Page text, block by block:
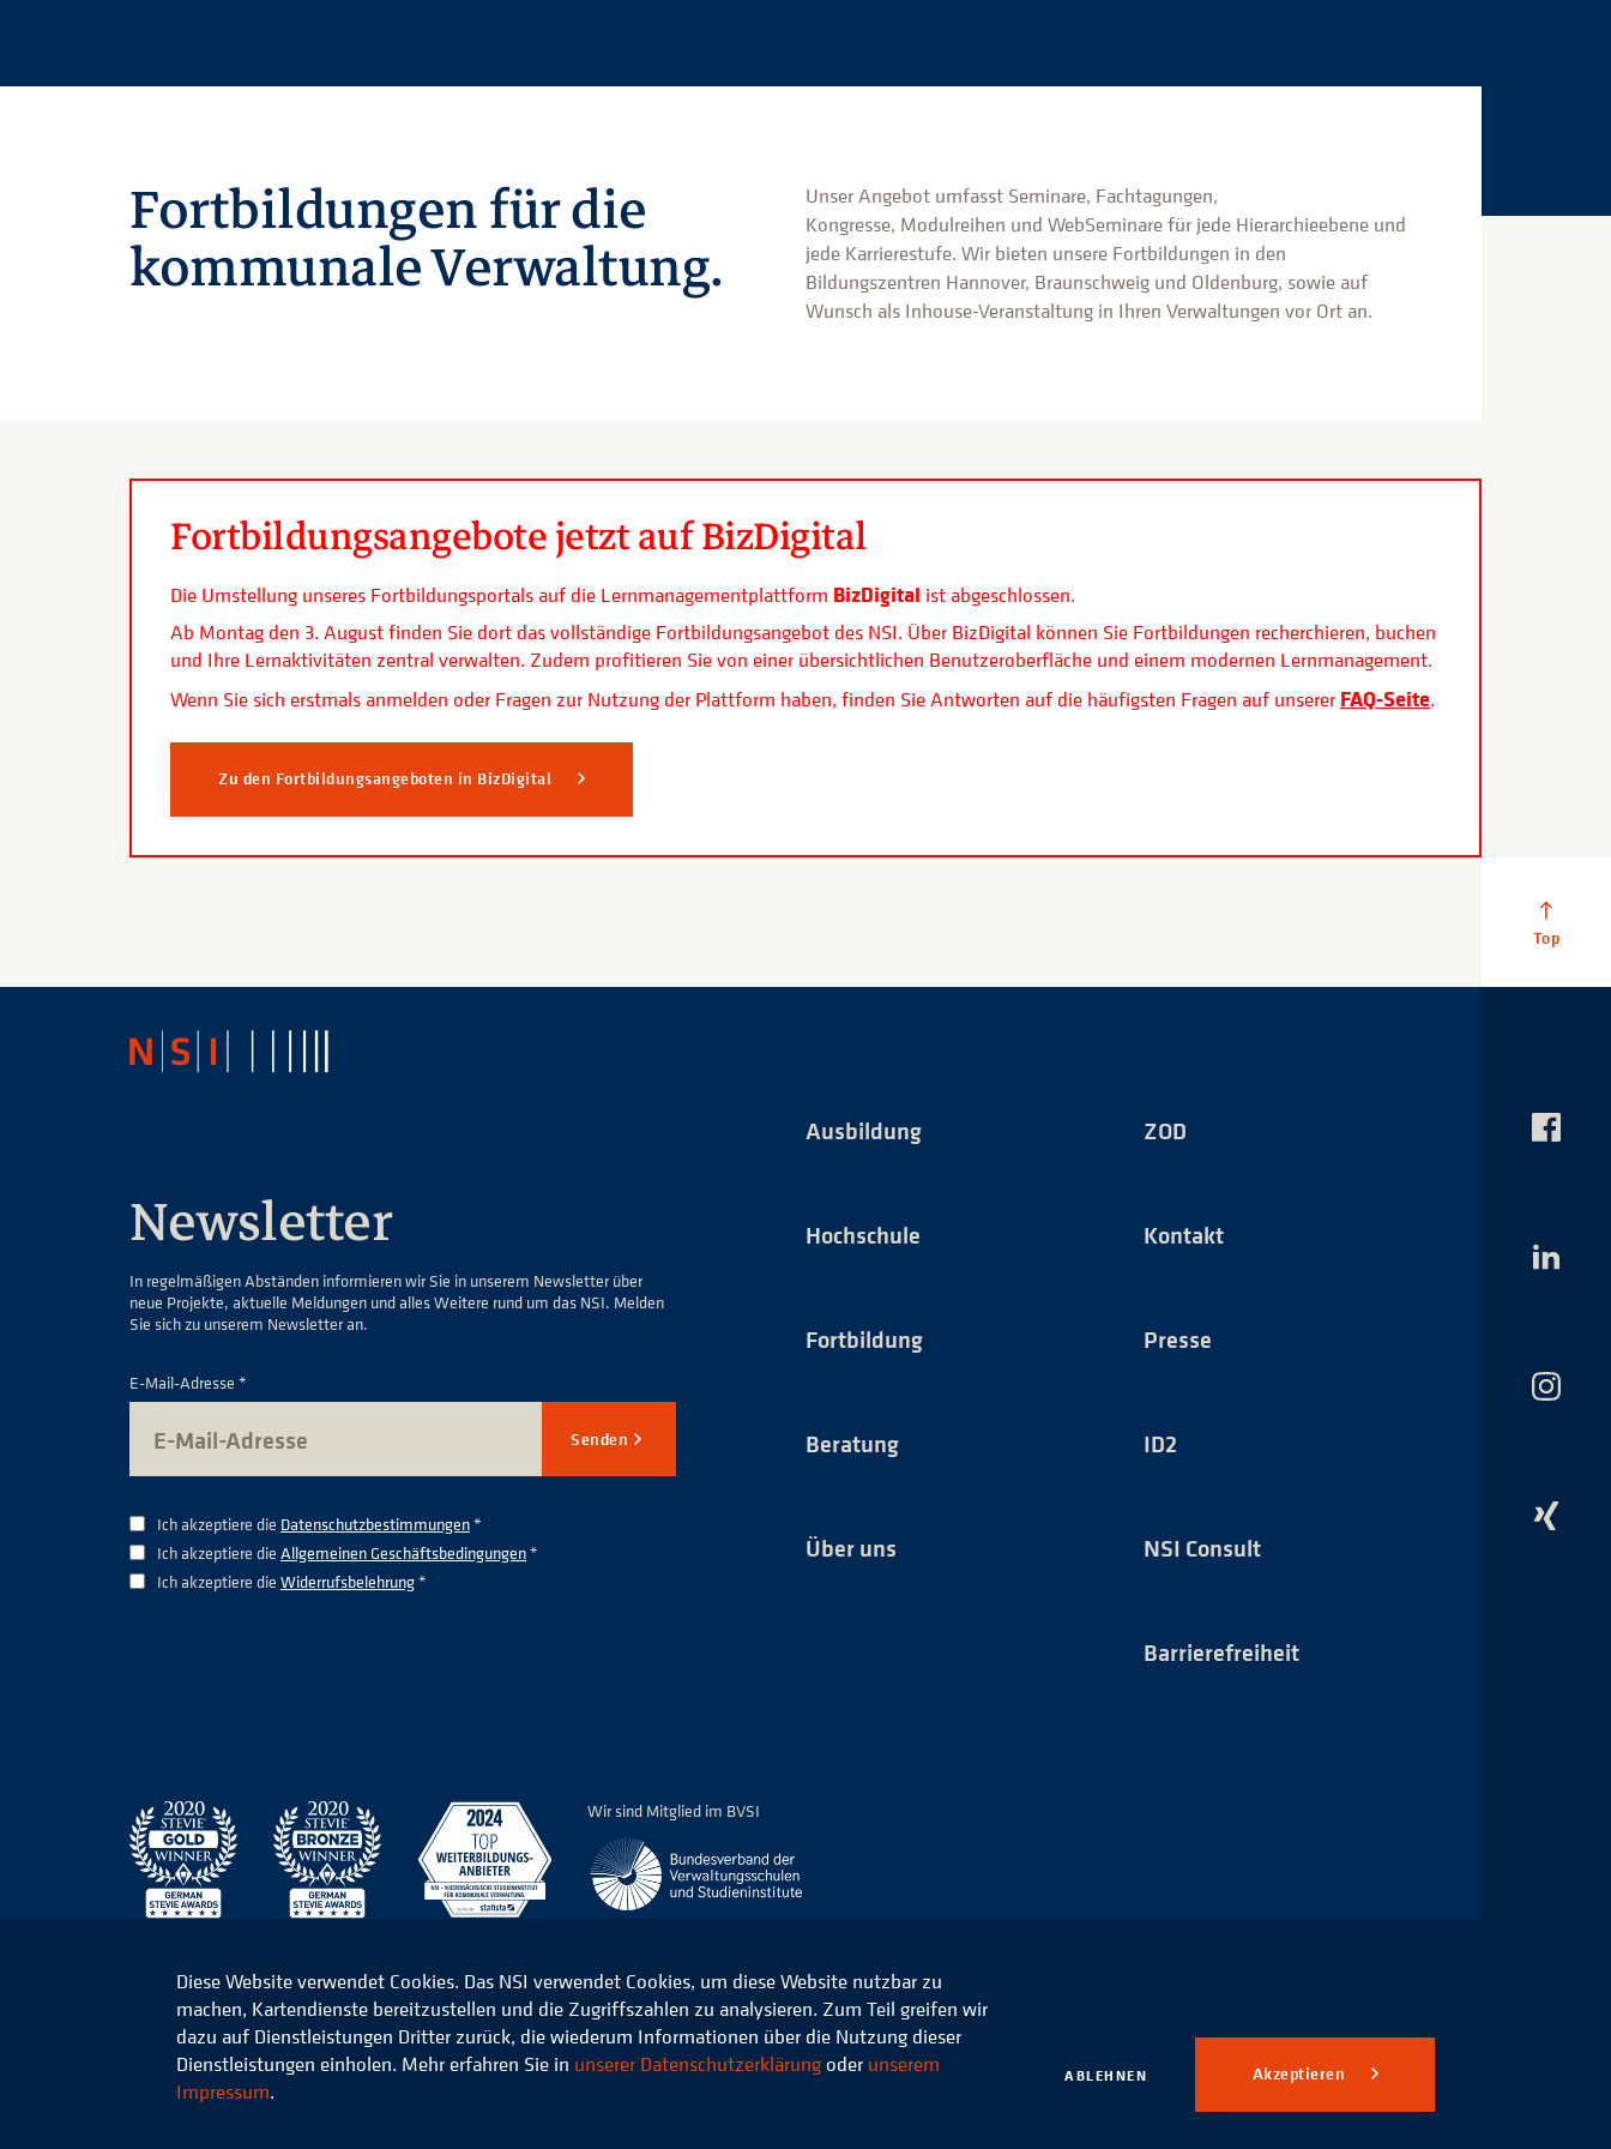
Fortbildungen für die
kommunale Verwaltung.
Unser Angebot umfasst Seminare, Fachtagungen,
Kongresse, Modulreihen und WebSeminare für jede Hierarchieebene und
jede Karrierestufe. Wir bieten unsere Fortbildungen in den
Bildungszentren Hannover, Braunschweig und Oldenburg, sowie auf
Wunsch als Inhouse-Veranstaltung in Ihren Verwaltungen vor Ort an.
Fortbildungsangebote jetzt auf BizDigital
Die Umstellung unseres Fortbildungsportals auf die Lernmanagementplattform BizDigital ist abgeschlossen.
Ab Montag den 3. August finden Sie dort das vollständige Fortbildungsangebot des NSI. Über BizDigital können Sie Fortbildungen recherchieren, buchen
und Ihre Lernaktivitäten zentral verwalten. Zudem profitieren Sie von einer übersichtlichen Benutzeroberfläche und einem modernen Lernmanagement.
Wenn Sie sich erstmals anmelden oder Fragen zur Nutzung der Plattform haben, finden Sie Antworten auf die häufigsten Fragen auf unserer FAQ-Seite.
Zu den Fortbildungsangeboten in BizDigital
Newsletter
In regelmäßigen Abständen informieren wir Sie in unserem Newsletter über
neue Projekte, aktuelle Meldungen und alles Weitere rund um das NSI. Melden
Sie sich zu unserem Newsletter an.
E-Mail-Adresse *
Senden
Ich akzeptiere die Datenschutzbestimmungen*
Ich akzeptiere die Allgemeinen Geschäftsbedingungen*
Ich akzeptiere die Widerrufsbelehrung*
Ausbildung
Hochschule
Fortbildung
Beratung
Über uns
ZOD
Kontakt
Presse
ID2
NSI Consult
Barrierefreiheit
Wir sind Mitglied im BVSI
Das
Das
Das
Das
© 2026 Niedersächsisches Studieninstitut für kommunale Verwaltung e.V. Datenschutz
Diese Website verwendet Cookies. Das NSI verwendet Cookies, um diese Website nutzbar zu
machen, Kartendienste bereitzustellen und die Zugriffszahlen zu analysieren. Zum Teil greifen wir
dazu auf Dienstleistungen Dritter zurück, die wiederum Informationen über die Nutzung dieser
Dienstleistungen einholen. Mehr erfahren Sie in unserer Datenschutzerklärung oder unserem
Impressum.
ABLEHNEN Akzeptieren